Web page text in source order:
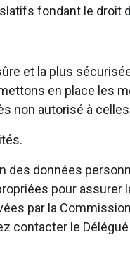
fondant le droit
et la plus
en place les
non autorisé à
données
pour
par la
contacter le